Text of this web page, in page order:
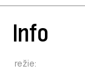
Info
režie: